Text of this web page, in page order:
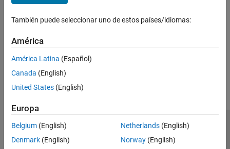
También puede seleccionar uno de estos países/idiomas:
América
América Latina (Español)
Canada (English)
United States (English)
Europa
Belgium (English)
Denmark (English)
Netherlands(English)
Norway(English)
Centro de confianza
Marcas comerciales
Política de privacidad
Antipiratería
Estado de las aplicaciones